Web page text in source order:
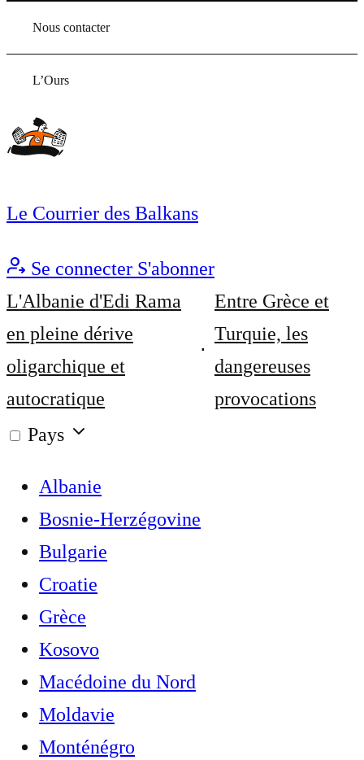
Nous contacter
L’Ours
Le Courrier des Balkans
Se connecter S'abonner
L'Albanie d'Edi Rama
en pleine dérive
oligarchique et
autocratique
Entre Grèce et
Turquie, les
dangereuses
provocations
Pays
Albanie
Bosnie-Herzégovine
Bulgarie
Croatie
Grèce
Kosovo
Macédoine du Nord
Moldavie
Monténégro